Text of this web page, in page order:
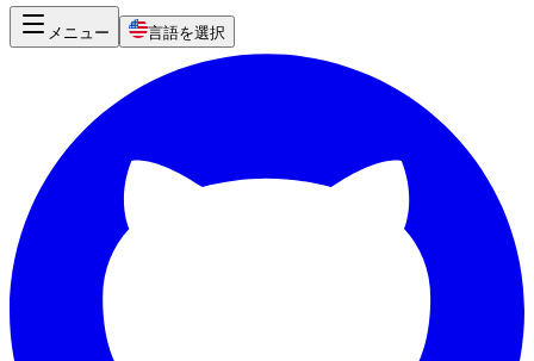
メニュー 言語を選択